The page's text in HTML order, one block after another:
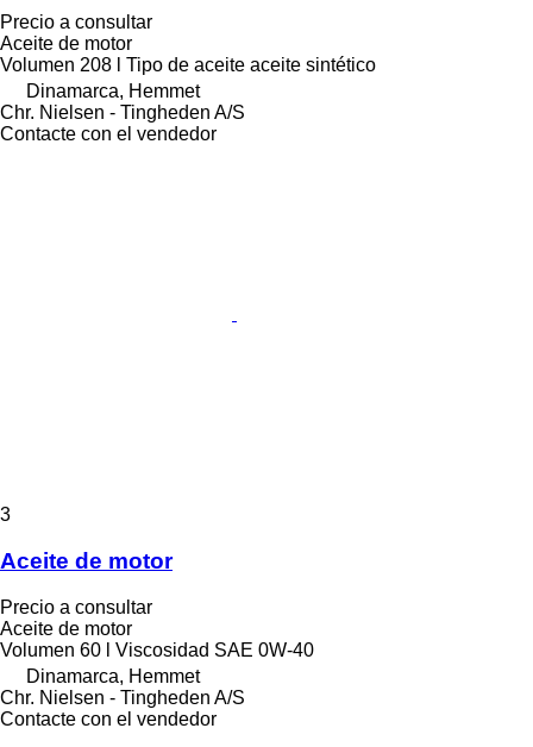
Precio a consultar
Aceite de motor
Volumen 208 l Tipo de aceite aceite sintético
Dinamarca, Hemmet
Chr. Nielsen - Tingheden A/S
Contacte con el vendedor
3
Aceite de motor
Precio a consultar
Aceite de motor
Volumen 60 l Viscosidad SAE 0W-40
Dinamarca, Hemmet
Chr. Nielsen - Tingheden A/S
Contacte con el vendedor